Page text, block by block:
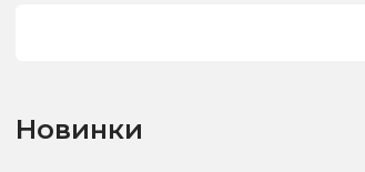
Новинки